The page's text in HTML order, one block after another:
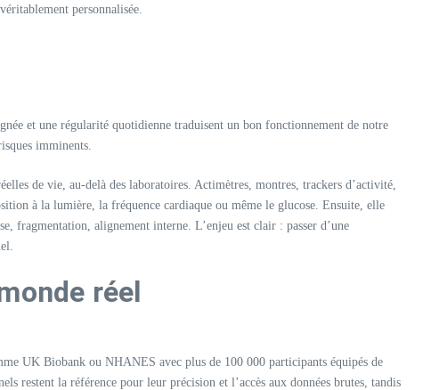
personnalisée.
et une régularité quotidienne traduisent un bon fonctionnement de notre
imminents.​
de vie, au-delà des laboratoires. Actimètres, montres, trackers d’activité,
à la lumière, la fréquence cardiaque ou même le glucose. Ensuite, elle
fragmentation, alignement interne. L’enjeu est clair : passer d’une
réel
UK Biobank ou NHANES avec plus de 100 000 participants équipés de
restent la référence pour leur précision et l’accès aux données brutes, tandis